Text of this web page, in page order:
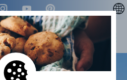
ENGLISH
ESPAÑOL
FRANÇAIS